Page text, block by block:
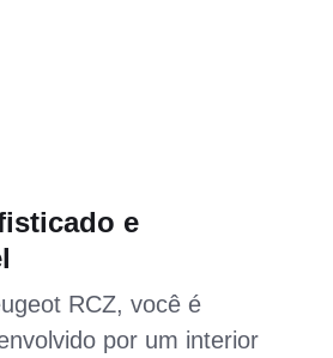
e
RCZ, você é
por um interior